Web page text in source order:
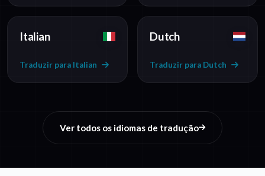
Italian
Traduzir para Italian
Dutch
Traduzir para Dutch
Ver todos os idiomas de tradução